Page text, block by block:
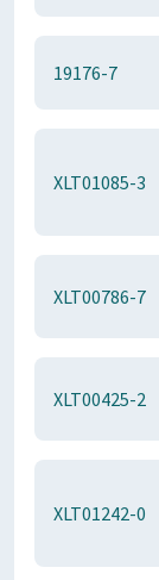
19176-7
XLT01085-3
XLT00786-7
XLT00425-2
XLT01242-0